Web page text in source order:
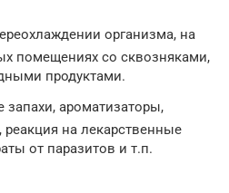
организма, на
помещениях со сквозняками,
продуктами.
запахи, ароматизаторы,
на лекарственные
от паразитов и т.п.